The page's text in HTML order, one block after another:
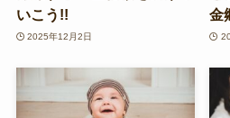
いこう!!
2025年12月2日
金